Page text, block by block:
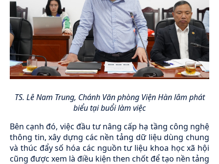
TS. Lê Nam Trung, Chánh Văn phòng Viện Hàn lâm phát
biểu tại buổi làm việc
Bên cạnh đó, việc đầu tư nâng cấp hạ tầng công nghệ
thông tin, xây dựng các nền tảng dữ liệu dùng chung
và thúc đẩy số hóa các nguồn tư liệu khoa học xã hội
cũng được xem là điều kiện then chốt để tạo nền tảng